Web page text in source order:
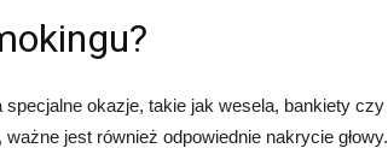
okazje, takie jak wesela, bankiety czy
jest również odpowiednie nakrycie głowy.